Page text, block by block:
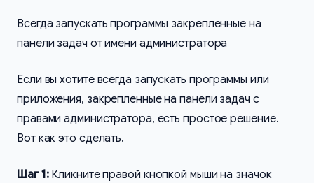
Всегда запускать программы закрепленные на
панели задач от имени администратора
Если вы хотите всегда запускать программы или
приложения, закрепленные на панели задач с
правами администратора, есть простое решение.
Вот как это сделать.
Шаг 1:Кликните правой кнопкой мыши на значок